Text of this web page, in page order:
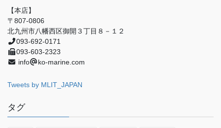
【本店】
〒807-0806
北九州市八幡西区御開３丁目８－１２
093-692-0171
093-603-2323
info
ko-marine.com
Tweets by MLIT_JAPAN
タグ